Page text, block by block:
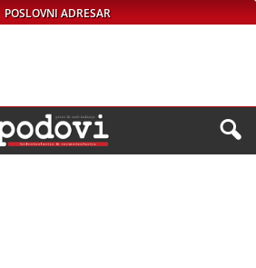
POSLOVNI ADRESAR